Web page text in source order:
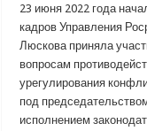
23 июня 2022 года
кадров Управления
Люскова приняла
вопросам
урегулирования
под
исполнением